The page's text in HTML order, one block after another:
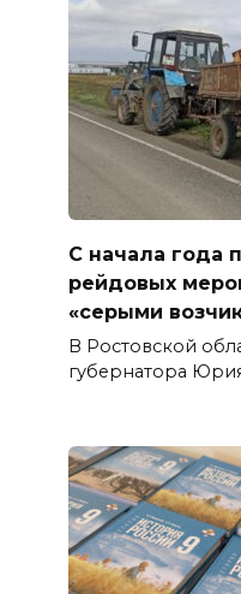
С начала года
рейдовых
«серыми
В Ростовской
губернатора